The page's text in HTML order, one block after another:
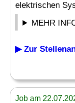
elektrischen
MEHR
▶ Zur
Job am